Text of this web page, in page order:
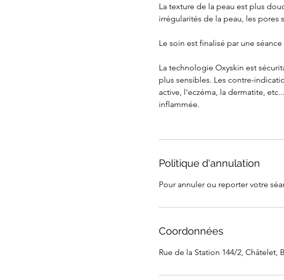
La texture de la peau est plus
irrégularités de la peau, les pores
Le soin est finalisé par une
La technologie Oxyskin est
plus sensibles. Les contre-
active, l'eczéma, la dermatite,
inflammée.
Politique d'annulation
Pour annuler ou reporter votre
Coordonnées
Rue de la Station 144/2, Châtelet,